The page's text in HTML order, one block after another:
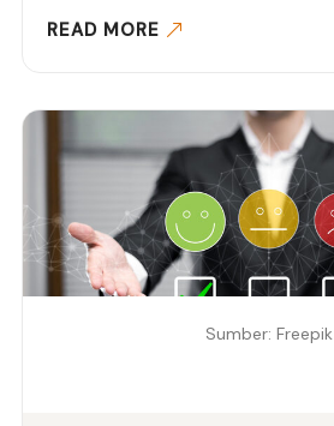
READ MORE
Sumber: Freepik